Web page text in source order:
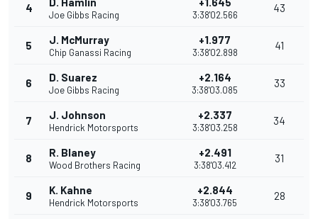
4
Joe Gibbs Racing 3:38'02.566
43
5 J. McMurray
Chip Ganassi Racing
+1.977
3:38'02.898
41
6 D. Suarez
Joe Gibbs Racing
+2.164
3:38'03.085
33
7 J. Johnson
Hendrick Motorsports
+2.337
3:38'03.258
34
8 R. Blaney
Wood Brothers Racing
+2.491
3:38'03.412
31
9 K. Kahne
Hendrick Motorsports
+2.844
3:38'03.765
28